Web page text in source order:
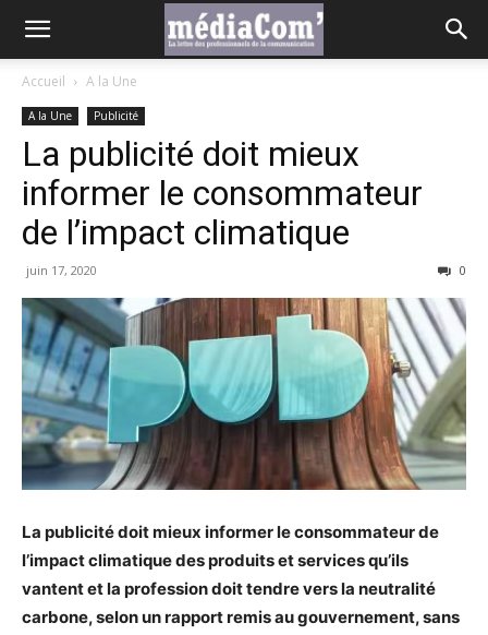
Accueil A la Une
A la Une Publicité
La publicité doit mieux
informer le consommateur
de l’impact climatique
juin 17, 2020 0
La publicité doit mieux informer le consommateur de
l’impact climatique des produits et services qu’ils
vantent et la profession doit tendre vers la neutralité
carbone, selon un rapport remis au gouvernement, sans